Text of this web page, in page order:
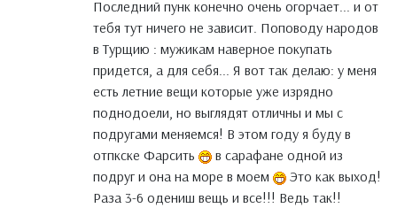
Последний пунк конечно очень огорчает... и от
тебя тут ничего не зависит. Поповоду народов
в Турщию : мужикам наверное покупать
придется, а для себя... Я вот так делаю: у меня
есть летние вещи которые уже изрядно
поднодоели, но выглядят отличны и мы с
подругами меняемся! В этом году я буду в
отпкске Фарсить
в сарафане одной из
подруг и она на море в моем
Это как выход!
Раза 3-6 одениш вещь и все!!! Ведь так!!